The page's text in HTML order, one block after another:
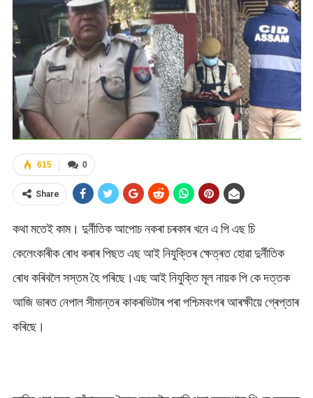
0
615
Share
কথা মতেই কাম। দুৰ্নীতিক আপোচ নকৰা চৰকাৰ খনে এ পি এছ চি
কেলেংকাৰীক ৰোধ কৰাৰ পিছত এছ আই নিযুক্তিৰ ক্ষেত্ৰত হোৱা দুৰ্নীতিক
ৰোধ কৰিবলৈ সস্তম হৈ পৰিছে।এছ আই নিযুক্তি মূল নায়ক পি কে দত্তক
আজি ভাৰত নেপাল সীমান্তৰ কাকৰভিটাৰ পৰা পশ্চিমবংগৰ আৰক্ষীয়ে গ্ৰেপ্তাৰ
কৰিছে।